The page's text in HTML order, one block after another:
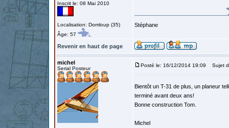
Inscrit le: 08 Mai 2010
Localisation: Domloup (35)
Âge: 57
Stéphane
Revenir en haut de page
michel
Serial Posteur
Posté le: 16/12/2014 19:09 Sujet
Bientôt un T-31 de plus, un planeur
terminé avant deux ans!
Bonne construction Tom.
Michel